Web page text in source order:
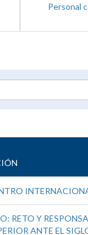
Personal
RETO Y
ANTE EL